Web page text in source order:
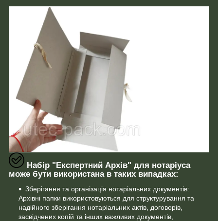
Набір "Експертний Архів" для нотаріуса
може бути використана в таких випадках:
Зберігання та організація нотаріальних документів:
Архівні папки використовуються для структурування та
надійного зберігання нотаріальних актів, договорів,
засвідчених копій та інших важливих документів,